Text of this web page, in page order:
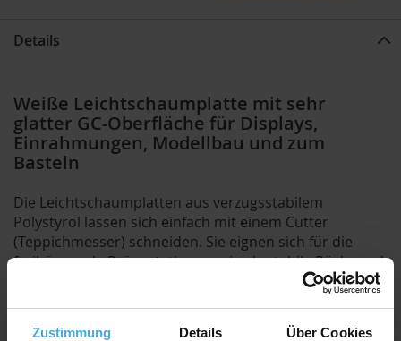
Zustimmung Details Über Cookies
Details
Weiße Leichtschaumplatte mit sehr
glatter GC-Oberfläche für Displays,
Einrahmungen, Modellbau und zum
Basteln
Die Leichtschaumplatten aus verzugsstabilem
Polystyrol lassen sich einfach mit einem Cutter
(Teppichmesser) schneiden. Sie eignen sich für die
freihängende Präsentation, sowie als stabile Rückwand
bei größeren Einrahmungen, für Displays und
Die in weiß verfügbaren Platten, sind beidseitig mit